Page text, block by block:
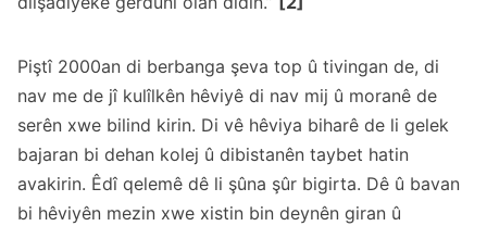
Piştî 2000an di berbanga şeva top û tivingan de, di
nav me de jî kulîlkên hêviyê di nav mij û moranê de
serên xwe bilind kirin. Di vê hêviya biharê de li gelek
bajaran bi dehan kolej û dibistanên taybet hatin
avakirin. Êdî qelemê dê li şûna şûr bigirta. Dê û bavan
bi hêviyên mezin xwe xistin bin deynên giran û